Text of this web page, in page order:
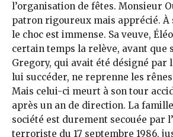
l’organisation de fêtes. Monsieur
patron rigoureux mais apprécié. À
le choc est immense. Sa veuve,
certain temps la relève, avant que
Gregory, qui avait été désigné par
lui succéder, ne reprenne les
Mais celui-ci meurt à son tour
après un an de direction. La
société est durement secouée par
terroriste du 17 septembre 1986,